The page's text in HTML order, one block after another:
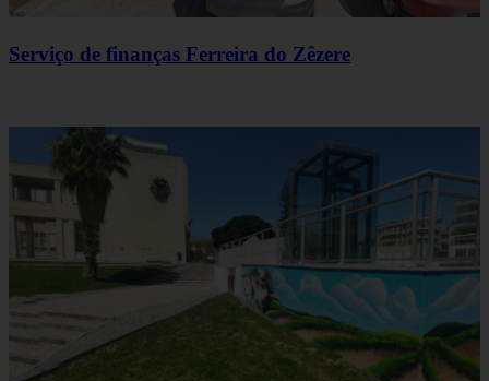
Serviço de finanças Ferreira do Zêzere